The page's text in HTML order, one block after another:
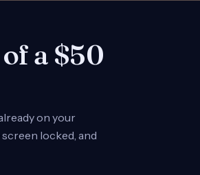
a $50
on your
locked, and